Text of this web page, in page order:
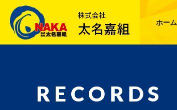
ホーム
RECORDS